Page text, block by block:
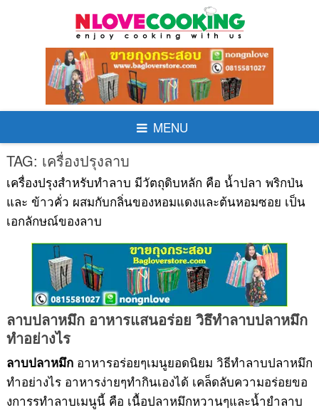
MENU
TAG: เครื่องปรุงลาบ
เครื่องปรุงสำหรับทำลาบ มีวัตถุดิบหลัก คือ น้ำปลา พริกป่น
และ ข้าวคั่ว ผสมกับกลิ่นของหอมแดงและต้นหอมซอย เป็น
เอกลักษณ์ของลาบ
อาหารทะเล
ลาบปลาหมึก อาหารแสนอร่อย วิธึทำลาบปลาหมึก
ทำอย่างไร
ลาบปลาหมึกอาหารอร่อยๆเมนูยอดนิยม วิธีทำลาบปลาหมึก
ทำอย่างไร อาหารง่ายๆทำกินเองได้ เคล็ดลับความอร่อยขอ
งการรทำลาบเมนูนี้ คือ เนื้อปลาหมึกหวานๆและน้ำยำลาบ